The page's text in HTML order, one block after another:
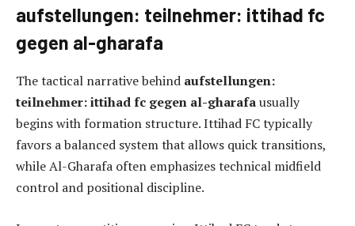
aufstellungen: teilnehmer: ittihad fc
gegen al-gharafa
The tactical narrative behind aufstellungen:
teilnehmer: ittihad fc gegen al-gharafausually
begins with formation structure. Ittihad FC typically
favors a balanced system that allows quick transitions,
while Al-Gharafa often emphasizes technical midfield
control and positional discipline.